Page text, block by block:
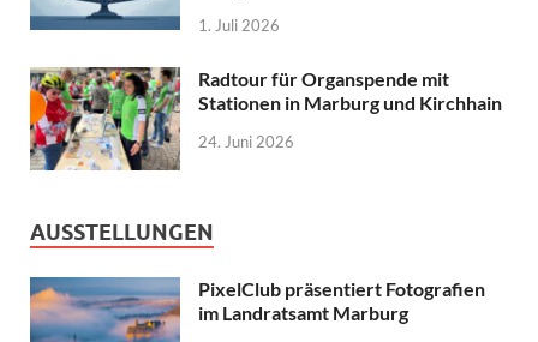
1. Juli 2026
Radtour für Organspende mit
Stationen in Marburg und Kirchhain
24. Juni 2026
AUSSTELLUNGEN
PixelClub präsentiert Fotografien
im Landratsamt Marburg